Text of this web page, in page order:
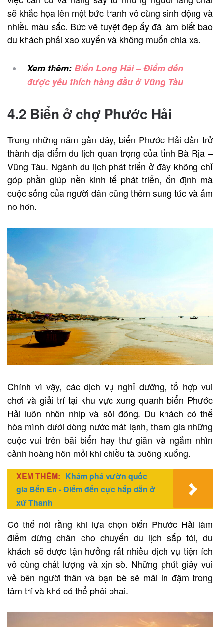
sẽ khắc họa lên một bức tranh vô cùng sinh động và
nhiều màu sắc. Bức vẽ tuyệt đẹp ấy đã làm biết bao
du khách phải xao xuyến và không muốn chia xa.
Xem thêm: Biển Long Hải – Điểm đến
được yêu thích hàng đầu ở Vũng Tàu
4.2 Biển ở chợ Phước Hải
Trong những năm gần đây, biển Phước Hải dần trở
thành địa điểm du lịch quan trọng của tỉnh Bà Rịa –
Vũng Tàu. Ngành du lịch phát triển ở đây không chỉ
góp phần giúp nền kinh tế phát triển, ổn định mà
cuộc sống của người dân cũng thêm sung túc và ấm
no hơn.
Chính vì vậy, các dịch vụ nghỉ dưỡng, tổ hợp vui
chơi và giải trí tại khu vực xung quanh biển Phước
Hải luôn nhộn nhịp và sôi động. Du khách có thể
hòa mình dưới dòng nước mát lạnh, tham gia những
cuộc vui trên bãi biển hay thư giãn và ngắm nhìn
cảnh hoàng hôn mỗi khi chiều tà buông xuống.
XEM THÊM: Khám phá vườn quốc
gia Bến En - Điểm đến cực hấp dẫn ở
xứ Thanh
Có thể nói rằng khi lựa chọn biển Phước Hải làm
điểm dừng chân cho chuyến du lịch sắp tới, du
khách sẽ được tận hưởng rất nhiều dịch vụ tiện ích
vô cùng chất lượng và xịn sò. Những phút giây vui
vẻ bên người thân và bạn bè sẽ mãi in đậm trong
tâm trí và khó có thể phôi phai.